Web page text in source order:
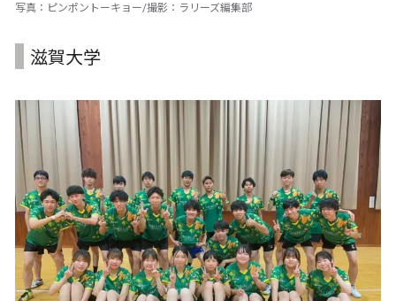
写真：ピンポントーキョー/撮影：ラリーズ編集部
滋賀大学